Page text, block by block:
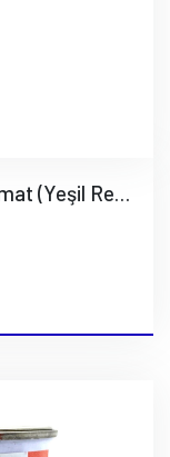
Serisol A Fotoemülsyon + Bikromat (Yeşil Renk)